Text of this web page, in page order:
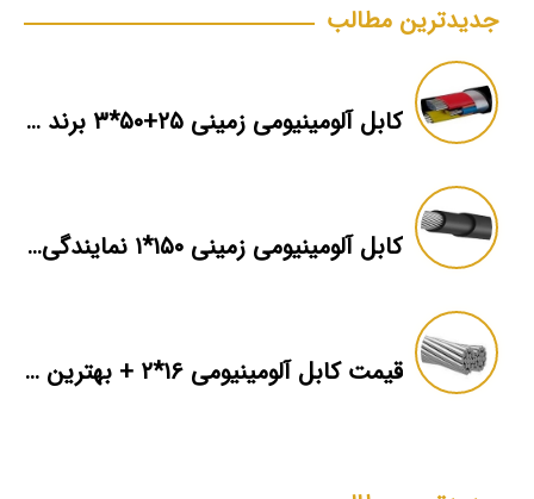
جدیدترین مطالب
کابل آلومینیومی زمینی ۲۵+۵۰*۳ برند ماهان
کابل آلومینیومی زمینی ۱۵۰*۱ نمایندگی فروش
قیمت کابل آلومینیومی ۱۶*۲ + بهترین برند بازار + اطلاعات فنی